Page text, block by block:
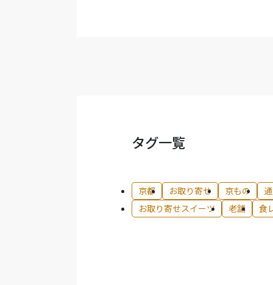
タグ一覧
京都 お取り寄せ 京もの
お取り寄せスイーツ
老舗 食